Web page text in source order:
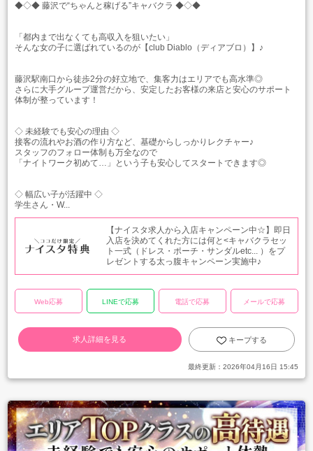
◆◇◆ 藤沢で“ちゃんと稼げる”キャバクラ ◆◇◆
「都内まで出なくても高収入を狙いたい」
そんな女の子に選ばれているのが【club Diablo（ディアブロ）】♪
藤沢駅南口から徒歩2分の好立地で、集客力はエリアでも高水準◎
さらに大手グループ運営だから、安定したお客様の来店と安心のサポート
体制が整っています！
◇ 未経験でも安心の理由 ◇
接客の流れやお酒の作り方など、基礎からしっかりレクチャー♪
スタッフのフォロー体制も万全なので
「ナイトワーク初めて…」という子も安心してスタートできます◎
◇ 幅広い子が活躍中 ◇
学生さん・W...
【ナイスタ求人から入店キャンペーン中☆】即日
入店を決めてくれた方には何と<キャバクラセッ
ト一式（ドレス・ポーチ・サンダルetc... ）をプ
レゼントする太っ腹キャンペーン実施中♪
Web応募 LINEで応募 電話で応募 メールで応募
求人詳細を見る キープする
最終更新： 2026年04月16日 15:45